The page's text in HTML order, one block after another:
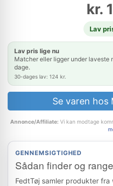
kr.
Lav
Lav pris lige nu
Matcher eller ligger under laveste
dage.
30-dages lav: 124 kr.
Se varen hos
Annonce/Affiliate:Vi kan modtage
GENNEMSIGTIGHED
Sådan finder og
FedtTøj samler produkter